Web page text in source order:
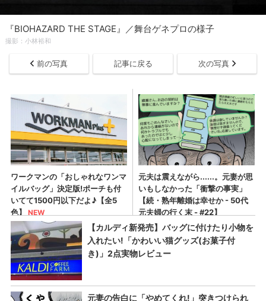
『BIOHAZARD THE STAGE』／舞台ゲネプロの様子
撮影：小林裕和
前の写真 記事に戻る 次の写真